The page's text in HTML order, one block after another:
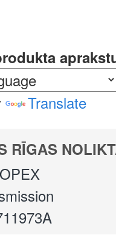
Translate
RĪGAS